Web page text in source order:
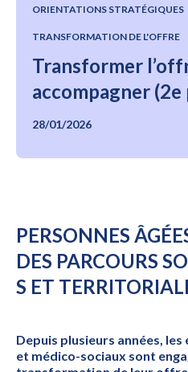
ORIENTATIONS STRATÉGIQUES
TRANSFORMATION DE L'OFFRE
Transformer
accompagner
28/01/2026
PERSONNES
DES PARCOURS
S ET
Depuis plusieurs années,
et médico-sociaux sont